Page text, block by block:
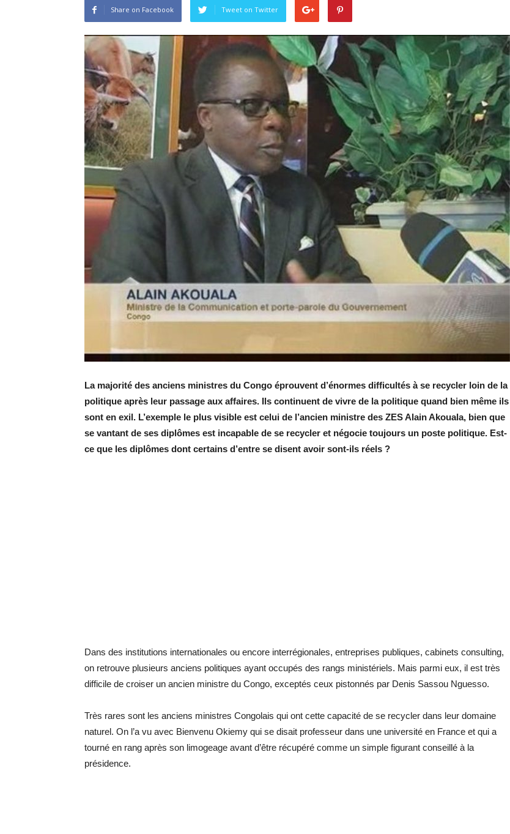
Share on Facebook Tweet on Twitter
La majorité des anciens ministres du Congo éprouvent d’énormes difficultés à se recycler loin de la
politique après leur passage aux affaires. Ils continuent de vivre de la politique quand bien même ils
sont en exil. L’exemple le plus visible est celui de l’ancien ministre des ZES Alain Akouala, bien que
se vantant de ses diplômes est incapable de se recycler et négocie toujours un poste politique. Est-
ce que les diplômes dont certains d’entre se disent avoir sont-ils réels ?
Dans des institutions internationales ou encore interrégionales, entreprises publiques, cabinets consulting,
on retrouve plusieurs anciens politiques ayant occupés des rangs ministériels. Mais parmi eux, il est très
difficile de croiser un ancien ministre du Congo, exceptés ceux pistonnés par Denis Sassou Nguesso.
Très rares sont les anciens ministres Congolais qui ont cette capacité de se recycler dans leur domaine
naturel. On l’a vu avec Bienvenu Okiemy qui se disait professeur dans une université en France et qui a
tourné en rang après son limogeage avant d’être récupéré comme un simple figurant conseillé à la
présidence.